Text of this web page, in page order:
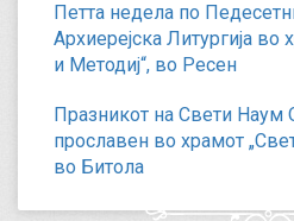
Петта недела по
Архиерејска Литургија во
и Методиј“, во Ресен
Празникот на Свети Наум
прославен во храмот
во Битола